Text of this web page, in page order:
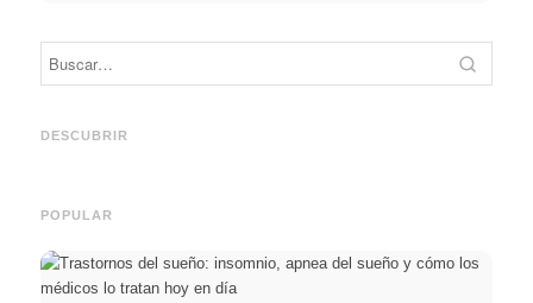
DESCUBRIR
Mehr Verkäufe durch gezieltes
POPULAR